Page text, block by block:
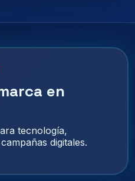
en
tecnología,
digitales.